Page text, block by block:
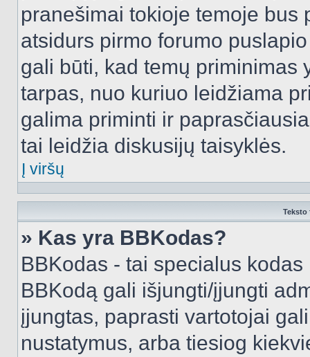
pranešimai tokioje temoje bus
atsidurs pirmo forumo
gali būti, kad temų priminimas
tarpas, nuo kuriuo leidžiama
galima priminti ir
tai leidžia diskusijų taisyklės.
Į viršų
Teksto
» Kas yra BBKodas?
BBKodas - tai specialus
BBKodą gali išjungti/įjungti
įjungtas, paprasti vartotojai
nustatymus, arba tiesiog